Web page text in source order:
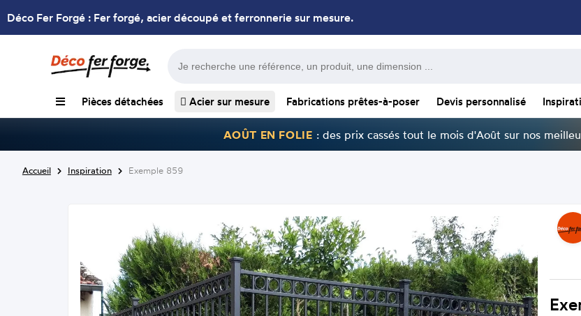
Déco Fer Forgé : Fer forgé, acier découpé et ferronnerie sur mesure.
Pièces détachées Acier sur mesure Fabrications prêtes-à-poser Devis personnalisé
AOÛT EN FOLIE : des prix cassés tout le mois d'Août sur nos
Accueil Inspiration Exemple 859